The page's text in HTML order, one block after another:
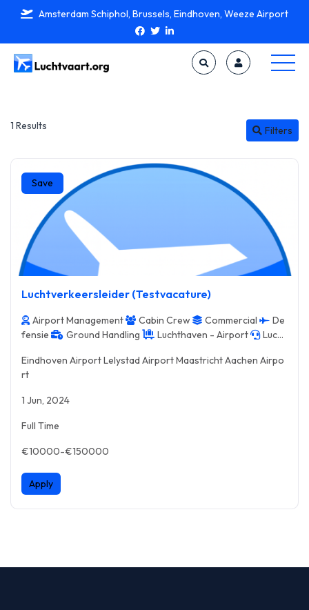
Amsterdam Schiphol, Brussels, Eindhoven, Weeze Airport
1 Results Filters
Save
Luchtverkeersleider (Testvacature)
Airport Management Cabin Crew Commercial
De
fensie
Ground Handling Luchthaven - Airport
Lucht
keting
Support Service
Eindhoven Airport Lelystad Airport Maastricht Aachen Airpo
rt
1 Jun, 2024
Full Time
€10000-€150000
Apply